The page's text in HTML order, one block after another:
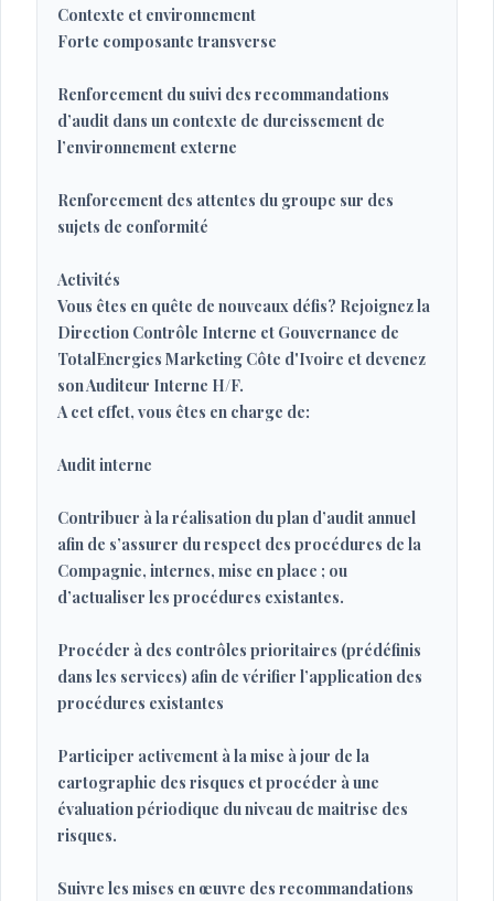
Contexte et environnement
Forte composante transverse
Renforcement du suivi des recommandations
d’audit dans un contexte de durcissement de
l’environnement externe
Renforcement des attentes du groupe sur des
sujets de conformité
Activités
Vous êtes en quête de nouveaux défis? Rejoignez la
Direction Contrôle Interne et Gouvernance de
TotalEnergies Marketing Côte d'Ivoire et devenez
son Auditeur Interne H/F.
A cet effet, vous êtes en charge de:
Audit interne
Contribuer à la réalisation du plan d’audit annuel
afin de s’assurer du respect des procédures de la
Compagnie, internes, mise en place ; ou
d’actualiser les procédures existantes.
Procéder à des contrôles prioritaires (prédéfinis
dans les services) afin de vérifier l’application des
procédures existantes
Participer activement à la mise à jour de la
cartographie des risques et procéder à une
évaluation périodique du niveau de maitrise des
risques.
Suivre les mises en œuvre des recommandations